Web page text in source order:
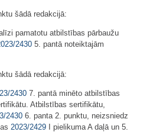
šādā redakcijā:
pamatotu atbilstības pārbaužu
2430 5. pantā noteiktajām
šādā redakcijā:
2430 7. pantā minēto atbilstības
Atbilstības sertifikātu,
2430 6. panta 2. punktu, neizsniedz
2023/2429 I pielikuma A daļā un 5.